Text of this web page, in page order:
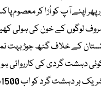
پھر اپنے آپ کو اُڑا کر معصوم
لوگوں کے خون کی ہولی
کے خلاف گٹھ جوڑ بہت
دہشت گردی کی کارروائی